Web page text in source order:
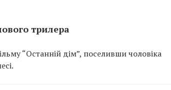
трилера
“Останній дім”, поселивши чоловіка